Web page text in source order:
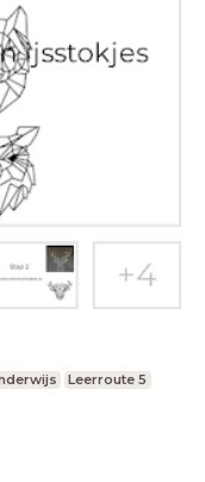
Leerroute 5